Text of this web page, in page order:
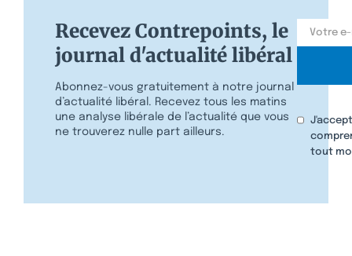
Recevez Contrepoints, le
journal d'actualité libéral
Abonnez-vous gratuitement à notre journal
d’actualité libéral. Recevez tous les matins
une analyse libérale de l’actualité que vous
ne trouverez nulle part ailleurs.
tout